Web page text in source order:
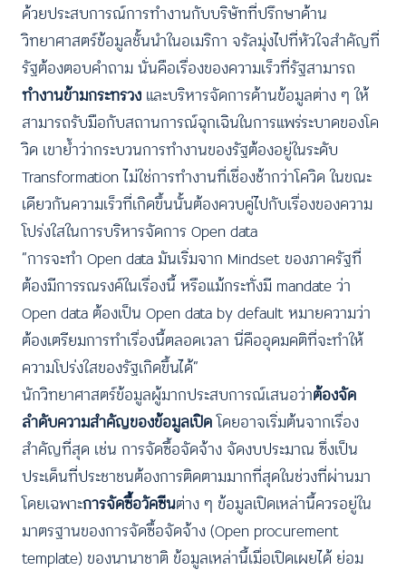
ด้วยประสบการณ์การทำงานกับบริษัทที่ปรึกษาด้าน
วิทยาศาสตร์ข้อมูลชั้นนำในอเมริกา จรัลมุ่งไปที่หัวใจสำคัญที่
รัฐต้องตอบคำถาม นั่นคือเรื่องของความเร็วที่รัฐสามารถ
ทำงานข้ามกระทรวง และบริหารจัดการด้านข้อมูลต่าง ๆ ให้
สามารถรับมือกับสถานการณ์ฉุกเฉินในการแพร่ระบาดของโค
วิด เขาย้ำว่ากระบวนการทำงานของรัฐต้องอยู่ในระดับ
Transformation ไม่ใช่การทำงานที่เชื่องช้ากว่าโควิด ในขณะ
เดียวกันความเร็วที่เกิดขึ้นนั้นต้องควบคู่ไปกับเรื่องของความ
โปร่งใสในการบริหารจัดการ Open data
“การจะทำ Open data มันเริ่มจาก Mindset ของภาครัฐที่
ต้องมีการรณรงค์ในเรื่องนี้ หรือแม้กระทั่งมี mandate ว่า
Open data ต้องเป็น Open data by default หมายความว่า
ต้องเตรียมการทำเรื่องนี้ตลอดเวลา นี่คืออุดมคติที่จะทำให้
ความโปร่งใสของรัฐเกิดขึ้นได้”
นักวิทยาศาสตร์ข้อมูลผู้มากประสบการณ์เสนอว่าต้องจัด
ลำดับความสำคัญของข้อมูลเปิดโดยอาจเริ่มต้นจากเรื่อง
สำคัญที่สุด เช่น การจัดซื้อจัดจ้าง จัดงบประมาณ ซึ่งเป็น
ประเด็นที่ประชาชนต้องการติดตามมากที่สุดในช่วงที่ผ่านมา
โดยเฉพาะการจัดซื้อวัคซีนต่าง ๆ ข้อมูลเปิดเหล่านี้ควรอยู่ใน
มาตรฐานของการจัดซื้อจัดจ้าง (Open procurement
template) ของนานาชาติ ข้อมูลเหล่านี้เมื่อเปิดเผยได้ ย่อม